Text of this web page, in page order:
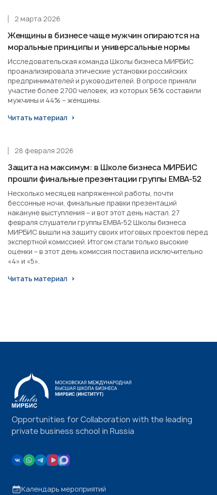
Женщины в бизнесе чаще мужчин опираются на
моральные принципы и универсальные нормы
2 марта 2026
Исследовательская команда Школы бизнеса МИРБИС
проанализировала этические установки российских
предпринимателей и руководителей. В опросе приняли
участие более 2700 человек, из которых 56% составили
мужчины и 44% – женщины.
Читать материал
Защита на максимум: в Школе бизнеса МИРБИС
прошли финальные презентации группы EMBA-52
28 февраля 2026
Несколько месяцев напряженной работы, почти
бессонные ночи, финальные правки презентаций
накануне выступления – и вот этот день настал. 27
февраля слушатели группы EMBA-52 Школы бизнеса
МИРБИС вышли на защиту своих итоговых проектов перед
экспертной комиссией. Итогом стали только высокие
оценки – в этот день комиссия поставила исключительно
«4» и «5».
Читать материал
Opportunities for Collaboration with the leading
private business school in Russia
Календарь мероприятий